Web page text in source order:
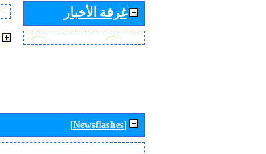
غرفة الأخبار
[Newsflashes]